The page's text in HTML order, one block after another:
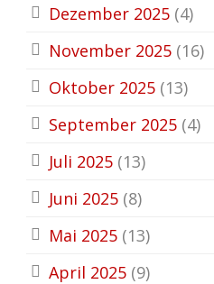
Dezember 2025 (4)
November 2025 (16)
Oktober 2025 (13)
September 2025 (4)
Juli 2025 (13)
Juni 2025 (8)
Mai 2025 (13)
April 2025 (9)